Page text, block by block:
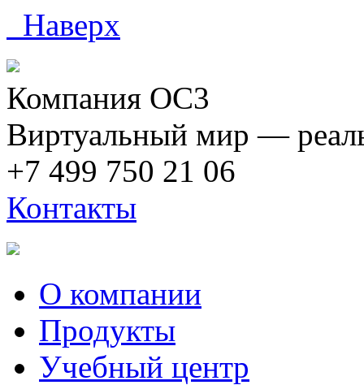
Наверх
Компания ОС3
Виртуальный мир —
+7 499 750 21 06
Контакты
О компании
Продукты
Учебный центр